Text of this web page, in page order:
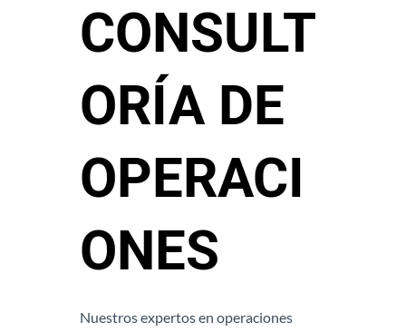
CONSULT
ORÍA DE
OPERACI
ONES
Nuestros expertos en operaciones